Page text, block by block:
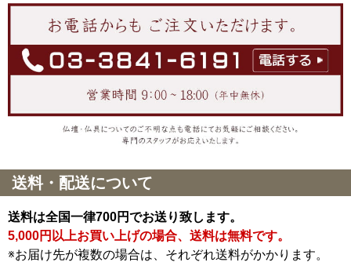
送料・配送について
送料は全国一律700円でお送り致します。
5,000円以上お買い上げの場合、送料は無料です。
※お届け先が複数の場合は、それぞれ送料がかかります。